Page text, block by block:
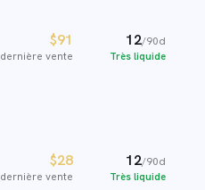
$91
dernière vente
12/90d
Très liquide
$28
dernière vente
12/90d
Très liquide